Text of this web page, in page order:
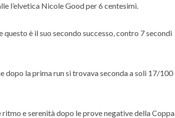
l’elvetica Nicole Good per 6 centesimi.
questo è il suo secondo successo, contro 7 secondi
dopo la prima run si trovava seconda a soli 17/100
e serenità dopo le prove negative della Coppa